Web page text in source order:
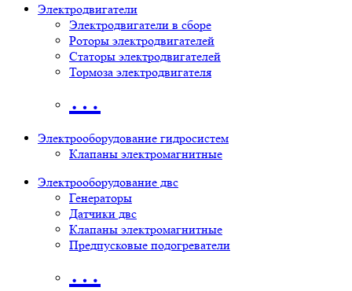
Электродвигатели
Электродвигатели в сборе
Роторы электродвигателей
Статоры электродвигателей
Тормоза электродвигателя
…
Электрооборудование гидросистем
Клапаны электромагнитные
Электрооборудование двс
Генераторы
Датчики двс
Клапаны электромагнитные
Предпусковые подогреватели
…